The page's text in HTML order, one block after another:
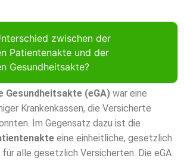
zwischen der
Patientenakte und der
Gesundheitsakte?
Gesundheitsakte (eGA) war eine
Krankenkassen, die Versicherte
Im Gegensatz dazu ist die
eine einheitliche, gesetzlich
alle gesetzlich Versicherten. Die eGA